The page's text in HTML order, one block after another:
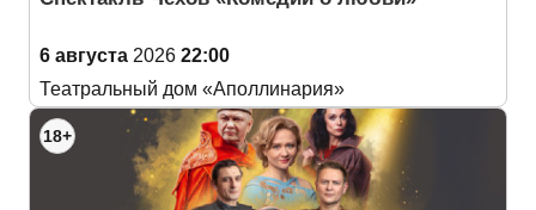
6 августа 2026 22:00
Театральный дом «Аполлинария»
18+